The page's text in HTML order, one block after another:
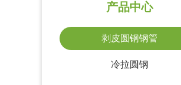
产品中心
剥皮圆钢钢管
冷拉圆钢